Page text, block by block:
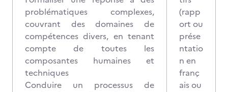
problématiques complexes,
couvrant des domaines de
compétences divers, en tenant
compte de toutes les
composantes humaines et
techniques
Conduire un processus de
(rapp
ort ou
prése
ntatio
n en
franç
ais ou